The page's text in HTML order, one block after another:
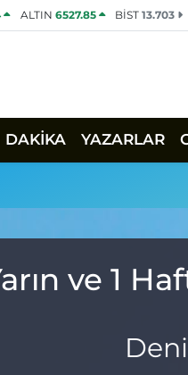
ALTIN 6527.85 BİST13.703
DAKİKA YAZARLAR
ve 1